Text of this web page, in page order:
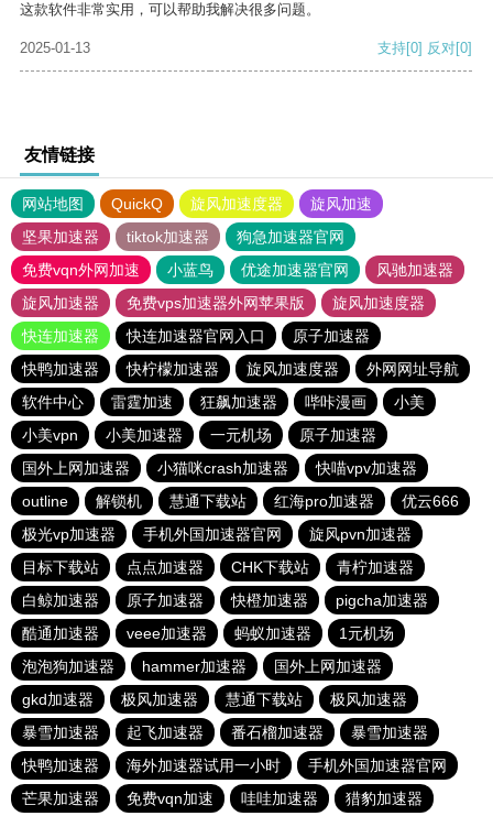
这款软件非常实用，可以帮助我解决很多问题。
2025-01-13 支持[0] 反对[0]
友情链接
网站地图 QuickQ 旋风加速度器
旋风加速
坚果加速器
tiktok加速器
狗急加速器官网
免费vqn外网加速
小蓝鸟 优途加速器官网
风驰加速器
旋风加速器
免费vps加速器外网苹果版
旋风加速度器
快连加速器
快连加速器官网入口
原子加速器
快鸭加速器
快柠檬加速器 旋风加速度器
外网网址导航
软件中心
雷霆加速 狂飙加速器 哔咔漫画
小美
小美vpn
小美加速器 一元机场
原子加速器
国外上网加速器
小猫咪crash加速器
快喵vpv加速器
outline
解锁机 慧通下载站 红海pro加速器
优云666
极光vp加速器
手机外国加速器官网
旋风pvn加速器
目标下载站
点点加速器 CHK下载站
青柠加速器
白鲸加速器
原子加速器 快橙加速器
pigcha加速器
酷通加速器
veee加速器 蚂蚁加速器
1元机场
泡泡狗加速器
hammer加速器
国外上网加速器
gkd加速器
极风加速器 慧通下载站
极风加速器
暴雪加速器
起飞加速器 番石榴加速器
暴雪加速器
快鸭加速器
海外加速器试用一小时
手机外国加速器官网
芒果加速器
免费vqn加速 哇哇加速器 猎豹加速器